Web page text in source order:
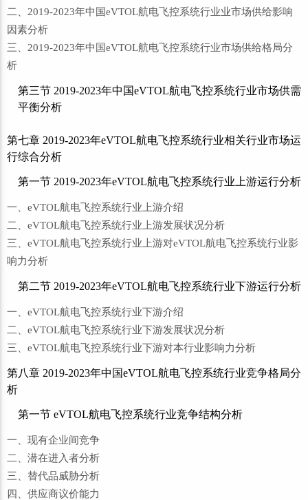
二、2019-2023年中国eVTOL航电飞控系统行业业市场供给影响
因素分析
三、2019-2023年中国eVTOL航电飞控系统行业市场供给格局分
析
第三节 2019-2023年中国eVTOL航电飞控系统行业市场供需
平衡分析
第七章 2019-2023年eVTOL航电飞控系统行业相关行业市场运
行综合分析
第一节 2019-2023年eVTOL航电飞控系统行业上游运行分析
一、eVTOL航电飞控系统行业上游介绍
二、eVTOL航电飞控系统行业上游发展状况分析
三、eVTOL航电飞控系统行业上游对eVTOL航电飞控系统行业影
响力分析
第二节 2019-2023年eVTOL航电飞控系统行业下游运行分析
一、eVTOL航电飞控系统行业下游介绍
二、eVTOL航电飞控系统行业下游发展状况分析
三、eVTOL航电飞控系统行业下游对本行业影响力分析
第八章 2019-2023年中国eVTOL航电飞控系统行业竞争格局分
析
第一节 eVTOL航电飞控系统行业竞争结构分析
一、现有企业间竞争
二、潜在进入者分析
三、替代品威胁分析
四、供应商议价能力